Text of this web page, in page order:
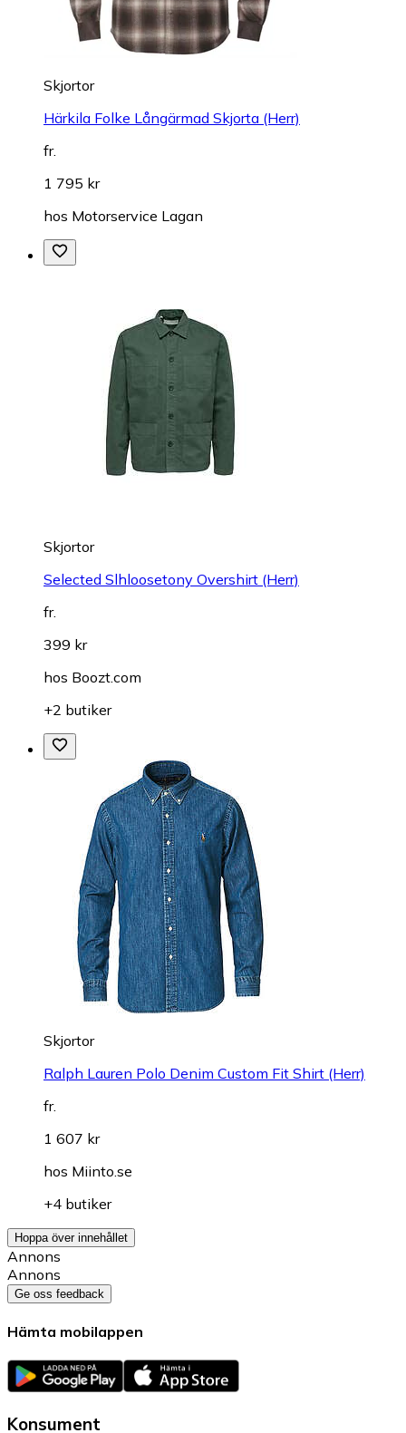
Skjortor
Härkila Folke Långärmad Skjorta (Herr)
fr.
1 795 kr
hos Motorservice Lagan
Skjortor
Selected Slhloosetony Overshirt (Herr)
fr.
399 kr
hos Boozt.com
+2 butiker
Skjortor
Ralph Lauren Polo Denim Custom Fit Shirt (Herr)
fr.
1 607 kr
hos Miinto.se
+4 butiker
Hoppa över innehållet
Annons
Annons
Ge oss feedback
Hämta mobilappen
Konsument